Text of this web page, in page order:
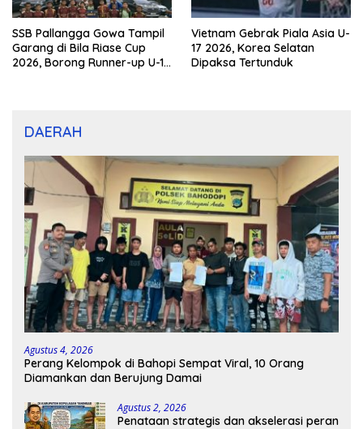
SSB Pallangga Gowa Tampil
Garang di Bila Riase Cup
2026, Borong Runner-up U-10
Vietnam Gebrak Piala Asia U-
17 2026, Korea Selatan
Dipaksa Tertunduk
DAERAH
Agustus 4, 2026
Perang Kelompok di Bahopi Sempat Viral, 10 Orang
Diamankan dan Berujung Damai
Agustus 2, 2026
Penataan strategis dan akselerasi peran